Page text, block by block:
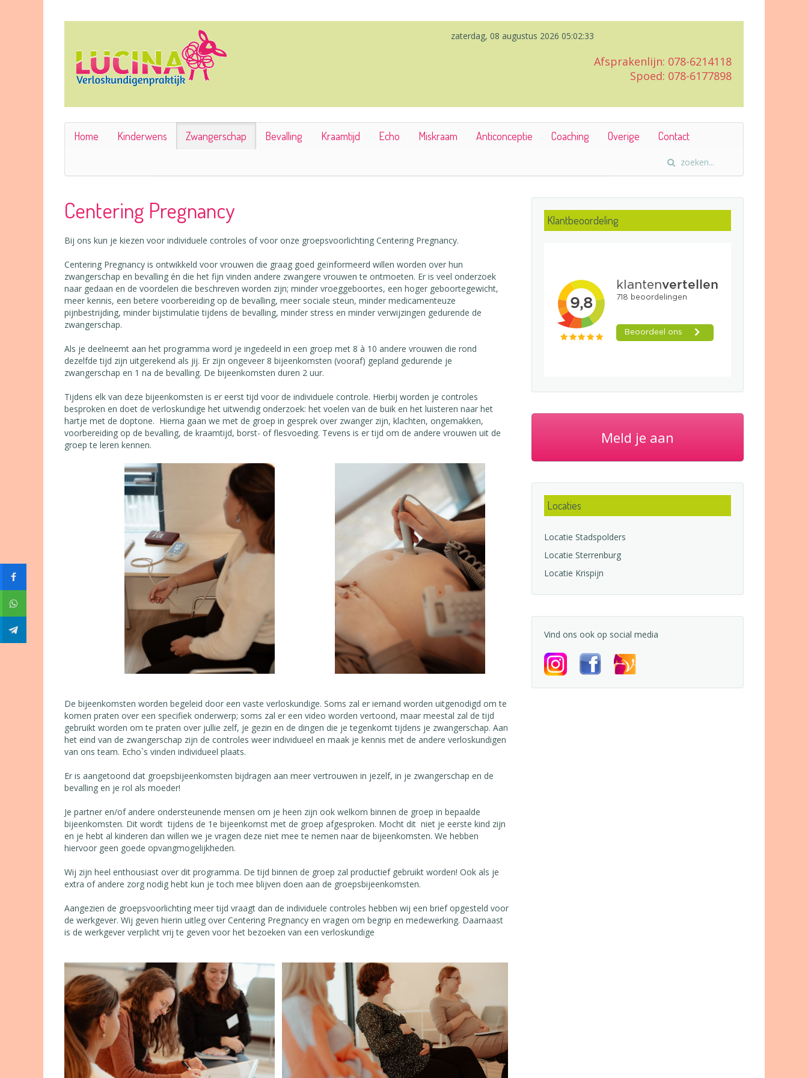
Afsprakenlijn: 078-6214118
Spoed: 078-6177898
zaterdag, 08 augustus 2026 05:02:34
Home Kinderwens Zwangerschap Bevalling Kraamtijd Echo Miskraam Anticonceptie Coaching Overige Contact
Centering Pregnancy
Bij ons kun je kiezen voor individuele controles of voor onze groepsvoorlichting Centering Pregnancy.
Centering Pregnancy is ontwikkeld voor vrouwen die graag goed geïnformeerd willen worden over hun
zwangerschap en bevalling én die het fijn vinden andere zwangere vrouwen te ontmoeten. Er is veel onderzoek
naar gedaan en de voordelen die beschreven worden zijn; minder vroeggeboortes, een hoger geboortegewicht,
meer kennis, een betere voorbereiding op de bevalling, meer sociale steun, minder medicamenteuze
pijnbestrijding, minder bijstimulatie tijdens de bevalling, minder stress en minder verwijzingen gedurende de
zwangerschap.
Als je deelneemt aan het programma word je ingedeeld in een groep met 8 à 10 andere vrouwen die rond
dezelfde tijd zijn uitgerekend als jij. Er zijn ongeveer 8 bijeenkomsten (vooraf) gepland gedurende je
zwangerschap en 1 na de bevalling. De bijeenkomsten duren 2 uur.
Tijdens elk van deze bijeenkomsten is er eerst tijd voor de individuele controle. Hierbij worden je controles
besproken en doet de verloskundige het uitwendig onderzoek: het voelen van de buik en het luisteren naar het
hartje met de doptone. Hierna gaan we met de groep in gesprek over zwanger zijn, klachten, ongemakken,
voorbereiding op de bevalling, de kraamtijd, borst- of flesvoeding. Tevens is er tijd om de andere vrouwen uit de
groep te leren kennen.
De bijeenkomsten worden begeleid door een vaste verloskundige. Soms zal er iemand worden uitgenodigd om te
komen praten over een specifiek onderwerp; soms zal er een video worden vertoond, maar meestal zal de tijd
gebruikt worden om te praten over jullie zelf, je gezin en de dingen die je tegenkomt tijdens je zwangerschap. Aan
het eind van de zwangerschap zijn de controles weer individueel en maak je kennis met de andere verloskundigen
van ons team. Echo`s vinden individueel plaats.
Er is aangetoond dat groepsbijeenkomsten bijdragen aan meer vertrouwen in jezelf, in je zwangerschap en de
bevalling en je rol als moeder!
Je partner en/of andere ondersteunende mensen om je heen zijn ook welkom binnen de groep in bepaalde
bijeenkomsten. Dit wordt tijdens de 1e bijeenkomst met de groep afgesproken. Mocht dit niet je eerste kind zijn
en je hebt al kinderen dan willen we je vragen deze niet mee te nemen naar de bijeenkomsten. We hebben
hiervoor geen goede opvangmogelijkheden.
Wij zijn heel enthousiast over dit programma. De tijd binnen de groep zal productief gebruikt worden! Ook als je
extra of andere zorg nodig hebt kun je toch mee blijven doen aan de groepsbijeenkomsten.
Aangezien de groepsvoorlichting meer tijd vraagt dan de individuele controles hebben wij een brief opgesteld voor
de werkgever. Wij geven hierin uitleg over Centering Pregnancy en vragen om begrip en medewerking. Daarnaast
is de werkgever verplicht vrij te geven voor het bezoeken van een verloskundige
Klantbeoordeling
Meld je aan
Locaties
Locatie Stadspolders
Locatie Sterrenburg
Locatie Krispijn
Vind ons ook op social media